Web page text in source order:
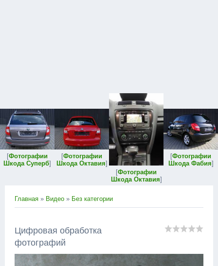
[Фотографии
Шкода Суперб]
[Фотографии
Шкода Октавия]
[Фотографии
Шкода Октавия]
[Фотографии
Шкода Фабия]
Главная » Видео » Без категории
Цифровая обработка
фотографий